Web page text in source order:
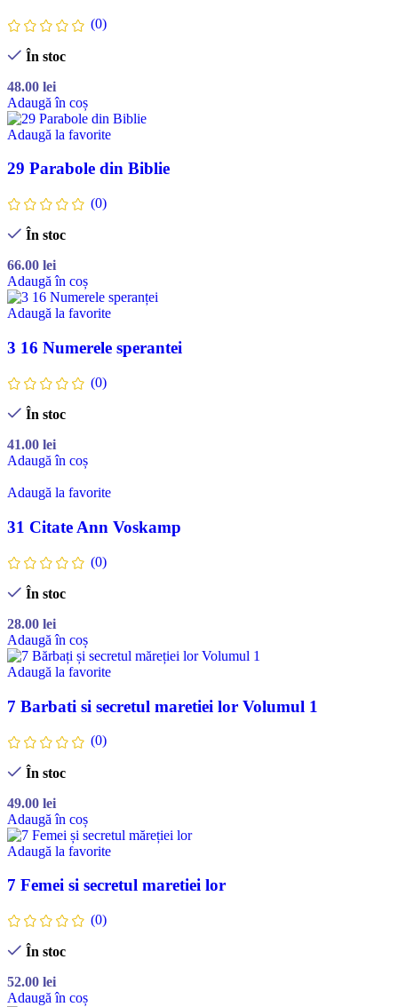
(0)
În stoc
48.00 lei
Adaugă în coș
Adaugă la favorite
29 Parabole din Biblie
(0)
În stoc
66.00 lei
Adaugă în coș
Adaugă la favorite
3 16 Numerele sperantei
(0)
În stoc
41.00 lei
Adaugă în coș
Adaugă la favorite
31 Citate Ann Voskamp
(0)
În stoc
28.00 lei
Adaugă în coș
Adaugă la favorite
7 Barbati si secretul maretiei lor Volumul 1
(0)
În stoc
49.00 lei
Adaugă în coș
Adaugă la favorite
7 Femei si secretul maretiei lor
(0)
În stoc
52.00 lei
Adaugă în coș